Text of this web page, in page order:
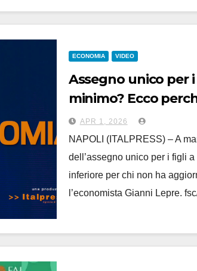
ECONOMIA VIDEO
Assegno unico per
minimo? Ecco
APR 1, 2026
NAPOLI (ITALPRESS) – A
dell’assegno unico per i figli
inferiore per chi non ha
l’economista Gianni Lepre.